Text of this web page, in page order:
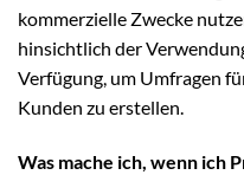
kommerzielle Zwecke
hinsichtlich der
Verfügung, um Umfragen
Kunden zu erstellen.
Was mache ich, wenn ich